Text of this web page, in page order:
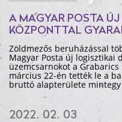
A MAGYAR POSTA
KÖZPONTTAL
Zöldmezős beruházással
Magyar Posta új logisztikai
üzemcsarnokot a
március 22-én tették le a
bruttó alapterülete
2022. 02. 03